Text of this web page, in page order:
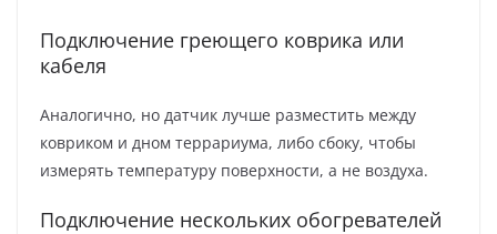
Подключение греющего коврика или
кабеля
Аналогично, но датчик лучше разместить между
ковриком и дном террариума, либо сбоку, чтобы
измерять температуру поверхности, а не воздуха.
Подключение нескольких обогревателей